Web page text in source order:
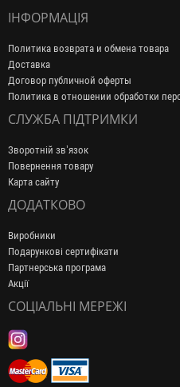
ІНФОРМАЦІЯ
Политика возврата и обмена товара
Доставка
Договор публичной оферты
Политика в отношении обработки
СЛУЖБА ПІДТРИМКИ
Зворотній зв’язок
Повернення товару
Карта сайту
ДОДАТКОВО
Виробники
Подарункові сертифікати
Партнерська програма
Акції
СОЦІАЛЬНІ МЕРЕЖІ